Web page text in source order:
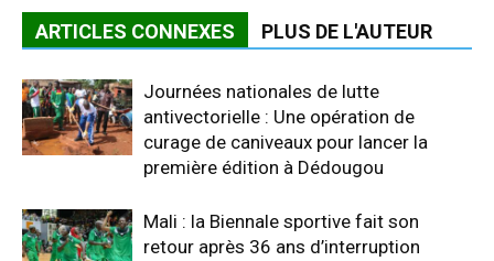
ARTICLES CONNEXES PLUS DE L'AUTEUR
Journées nationales de lutte
antivectorielle : Une opération de
curage de caniveaux pour lancer la
première édition à Dédougou
Mali : la Biennale sportive fait son
retour après 36 ans d’interruption